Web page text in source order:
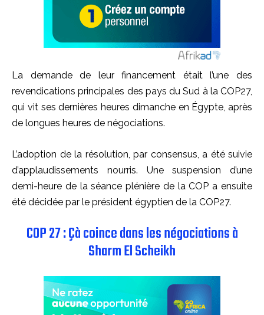
La demande de leur financement était l’une des
revendications principales des pays du Sud à la COP27,
qui vit ses dernières heures dimanche en Égypte, après
de longues heures de négociations.
L’adoption de la résolution, par consensus, a été suivie
d’applaudissements nourris. Une suspension d’une
demi-heure de la séance plénière de la COP a ensuite
été décidée par le président égyptien de la COP27.
COP 27 : Çà coince dans les négociations à
Sharm El Scheikh